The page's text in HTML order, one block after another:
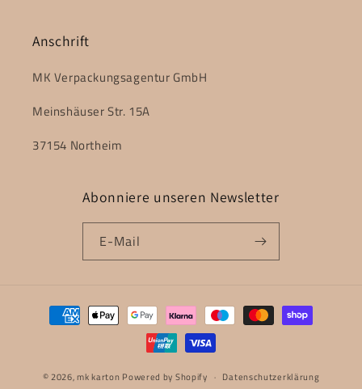
Anschrift
MK Verpackungsagentur GmbH
Meinshäuser Str. 15A
37154 Northeim
Abonniere unseren Newsletter
E-Mail
Zahlungsmethoden
© 2026,mk karton Powered by Shopify Datenschutzerklärung